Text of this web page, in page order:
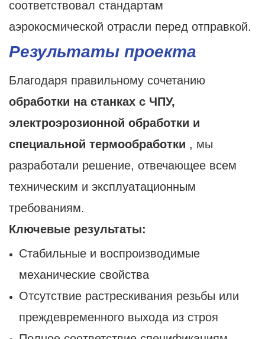
соответствовал стандартам
аэрокосмической отрасли перед отправкой.
Результаты проекта
Благодаря правильному сочетанию
обработки на станках с ЧПУ,
электроэрозионной обработки и
специальной термообработки , мы
разработали решение, отвечающее всем
техническим и эксплуатационным
требованиям.
Ключевые результаты:
Стабильные и воспроизводимые
механические свойства
Отсутствие растрескивания резьбы или
преждевременного выхода из строя